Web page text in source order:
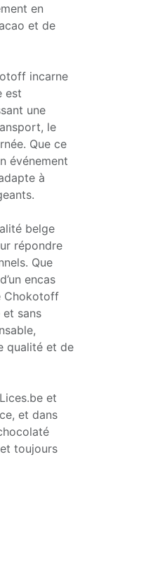
en
et de
incarne
est
une
le
Que ce
événement
à
belge
répondre
Que
encas
Chokotoff
sans
qualité et de
et
et dans
toujours